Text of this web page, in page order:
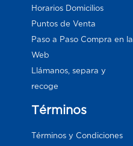
Horarios Domicilios
Puntos de Venta
Paso a Paso Compra en la
Web
Llámanos, separa y
recoge
Términos
Términos y Condiciones